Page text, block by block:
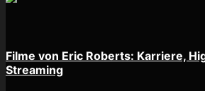
Filme von Eric Roberts: Karriere,
Streaming